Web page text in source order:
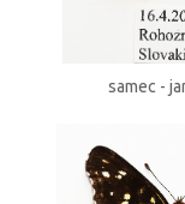
samec -